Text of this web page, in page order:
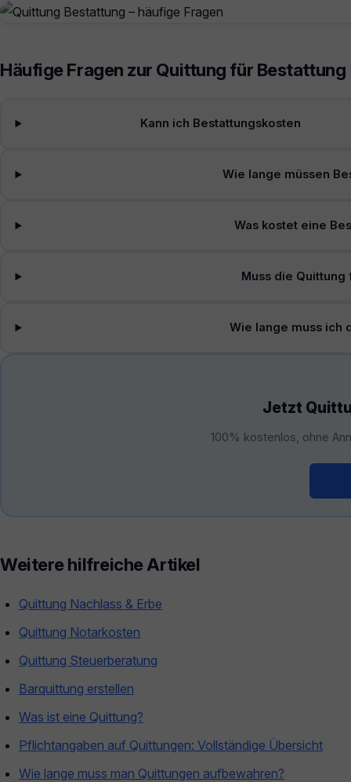
Häufige Fragen zur Quittung für Bestattung
Kann ich Bestattungskosten
Wie lange müssen
Was kostet eine
Muss die
Wie lange muss ich
Jetzt
100% kostenlos, ohne
Weitere hilfreiche Artikel
Quittung Nachlass & Erbe
Quittung Notarkosten
Quittung Steuerberatung
Barquittung erstellen
Was ist eine Quittung?
Pflichtangaben auf Quittungen: Vollständige Übersicht
Wie lange muss man Quittungen aufbewahren?